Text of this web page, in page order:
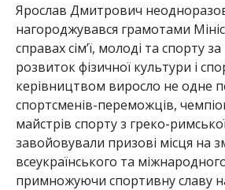
Ярослав Дмитрович
нагороджувався грамотами
справах сім’ї, молоді та спорту
розвиток фізичної культури і
керівництвом виросло не одне
спортсменів-переможців,
майстрів спорту з греко-
завойовували призові місця на
всеукраїнського та
примножуючи спортивну славу